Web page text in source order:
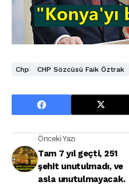
Chp CHP Sözcüsü Faik Öztrak
Önceki Yazı
Tam 7 yıl geçti, 251
şehit unutulmadı, ve
asla unutulmayacak.